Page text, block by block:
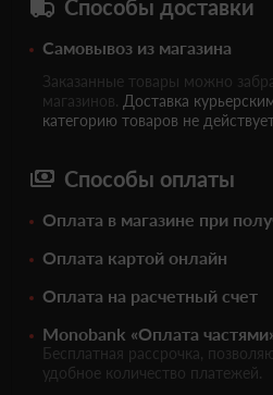
Способы доставки
Самовывоз из магазина
Заказанные товары можно
магазинов. Доставка
категорию товаров не
Способы оплаты
Оплата в магазине при
Оплата картой онлайн
Оплата на расчетный счет
Monobank «Оплата
Бесплатная рассрочка,
удобное количество платежей.